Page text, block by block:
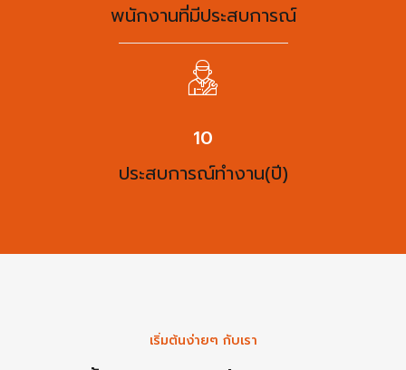
พนักงานที่มีประสบการณ์
13
ประสบการณ์ทำงาน(ปี)
เริ่มต้นง่ายๆ กับเรา